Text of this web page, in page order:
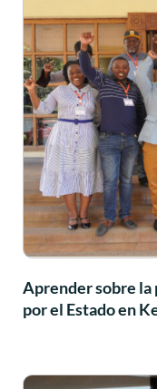
Aprender sobre
por el Estado en